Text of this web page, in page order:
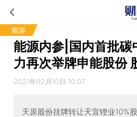
能源
能源内参|国内首批碳
力再次举牌申能股份
2021年02月10日 10:07
天原股份挂牌转让天宜锂业10%